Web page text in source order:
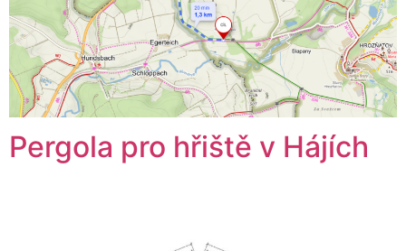
Pergola pro hřiště v Hájích